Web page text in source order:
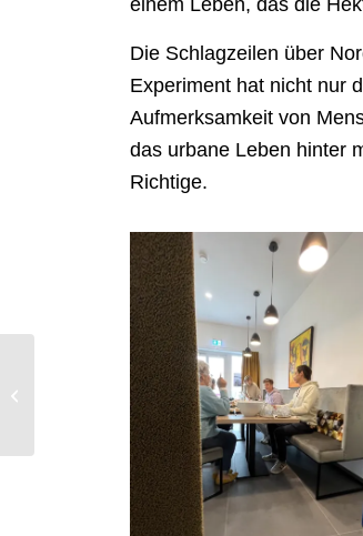
Die Schlagzeilen über
Experiment hat nicht nur
Aufmerksamkeit von
das urbane Leben hinter
Richtige.
Visionen ohne Ende –
Der Januar 2024 im
Nordhalben Village